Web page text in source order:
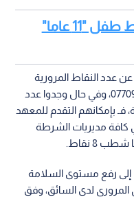
اقرأ أيضا : الأمن العام: ضبط طفل "11 عاما"
عدد النقاط المرورية
المسجلة بحقهم من خلال الرقم 0770991751، وفي حال وجدوا عدد
بحقهم من 8 -15 نقطة، فـ بإمكانهم التقدم للمعهد
كافة مديريات الشرطة
8 نقاط.
إلى رفع مستوى السلامة
المروري لدى السائق، وفق